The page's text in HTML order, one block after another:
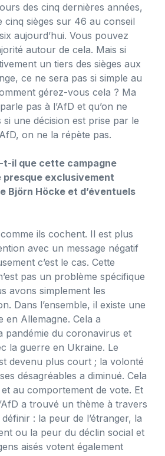
des cinq dernières années,
cinq sièges sur 46 au conseil
aujourd’hui. Vous pouvez
autour de cela. Mais si
un tiers des sièges aux
ce ne sera pas si simple au
gérez-vous cela ? Ma
pas à l’AfD et qu’on ne
une décision est prise par le
on ne la répète pas.
t-il que cette campagne
exclusivement
Björn Höcke et d’éventuels
ils cochent. Il est plus
avec un message négatif
c’est le cas. Cette
pas un problème spécifique
avons simplement les
Dans l’ensemble, il existe une
en Allemagne. Cela a
pandémie du coronavirus et
la guerre en Ukraine. Le
devenu plus court ; la volonté
désagréables a diminué. Cela
au comportement de vote. Et
a trouvé un thème à travers
: la peur de l’étranger, la
ou la peur du déclin social et
aisés votent également